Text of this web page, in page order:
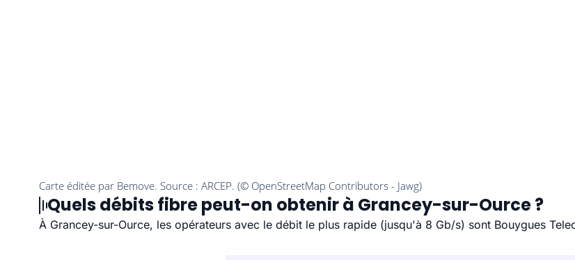
Quels débits fibre peut-on obtenir à Grancey-sur-Ource ?
À Grancey-sur-Ource, les opérateurs avec le débit le plus rapide (jusqu'à 8 Gb/s) sont Bouygues